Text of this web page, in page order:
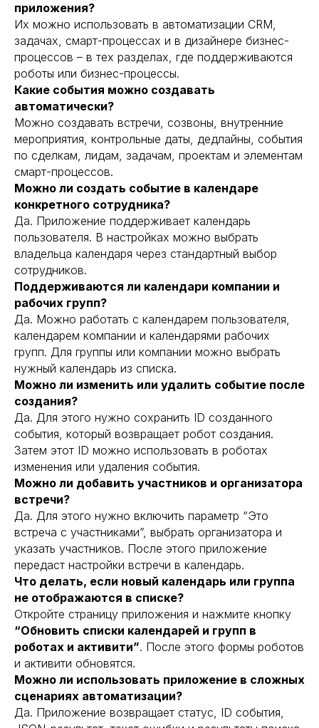
приложения?
Их можно использовать в автоматизации CRM,
задачах, смарт-процессах и в дизайнере бизнес-
процессов – в тех разделах, где поддерживаются
роботы или бизнес-процессы.
Какие события можно создавать
автоматически?
Можно создавать встречи, созвоны, внутренние
мероприятия, контрольные даты, дедлайны, события
по сделкам, лидам, задачам, проектам и элементам
смарт-процессов.
Можно ли создать событие в календаре
конкретного сотрудника?
Да. Приложение поддерживает календарь
пользователя. В настройках можно выбрать
владельца календаря через стандартный выбор
сотрудников.
Поддерживаются ли календари компании и
рабочих групп?
Да. Можно работать с календарем пользователя,
календарем компании и календарями рабочих
групп. Для группы или компании можно выбрать
нужный календарь из списка.
Можно ли изменить или удалить событие после
создания?
Да. Для этого нужно сохранить ID созданного
события, который возвращает робот создания.
Затем этот ID можно использовать в роботах
изменения или удаления события.
Можно ли добавить участников и организатора
встречи?
Да. Для этого нужно включить параметр “Это
встреча с участниками”, выбрать организатора и
указать участников. После этого приложение
передаст настройки встречи в календарь.
Что делать, если новый календарь или группа
не отображаются в списке?
Откройте страницу приложения и нажмите кнопку
“Обновить списки календарей и групп в
роботах и активити”. После этого формы роботов
и активити обновятся.
Можно ли использовать приложение в сложных
сценариях автоматизации?
Да. Приложение возвращает статус, ID события,